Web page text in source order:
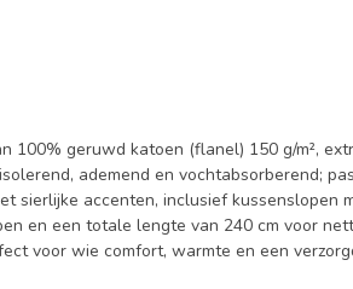
100% geruwd katoen (flanel) 150 g/m²,
ademend en vochtabsorberend;
sierlijke accenten, inclusief kussenslopen
en een totale lengte van 240 cm voor
voor wie comfort, warmte en een